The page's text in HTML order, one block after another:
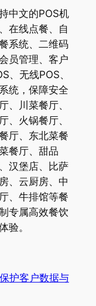
中文的POS机
在线点餐、自
系统、二维码
员管理、客户
、无线POS、
统，保障安全
、川菜餐厅、
、火锅餐厅、
厅、东北菜餐
餐厅、甜品
汉堡店、比萨
、云厨房、中
、牛排馆等餐
专属高效餐饮
验。
护客户数据与